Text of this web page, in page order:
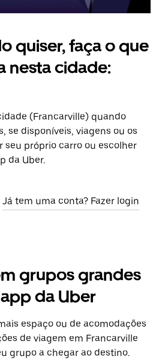
quiser, faça o que
nesta cidade:
(Francarville) quando
se disponíveis, viagens ou os
seu próprio carro ou escolher
da Uber.
Já tem uma conta? Fazer login
grupos grandes
da Uber
espaço ou de acomodações
de viagem em Francarville
grupo a chegar ao destino.